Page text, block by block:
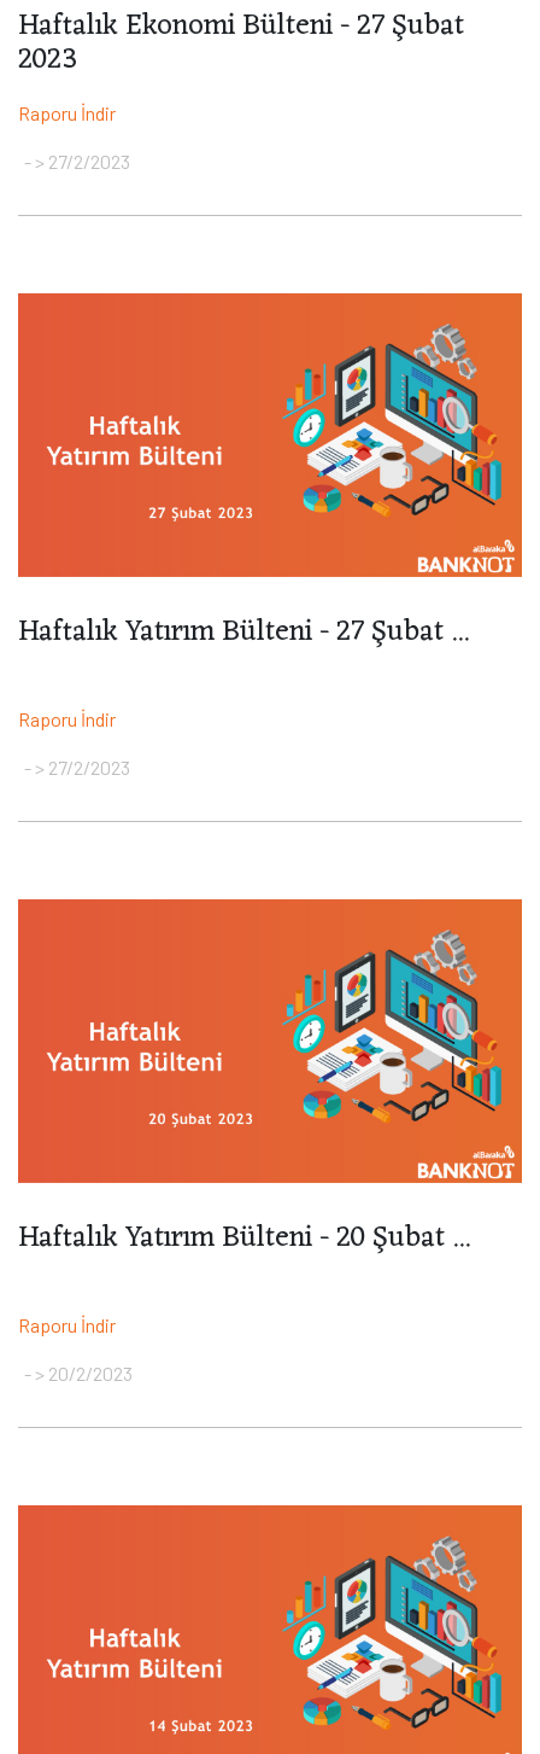
Haftalık Ekonomi Bülteni - 27 Şubat
2023
Raporu İndir
> 27/2/2023
Haftalık Yatırım Bülteni - 27 Şubat ...
Raporu İndir
> 27/2/2023
Haftalık Yatırım Bülteni - 20 Şubat ...
Raporu İndir
> 20/2/2023